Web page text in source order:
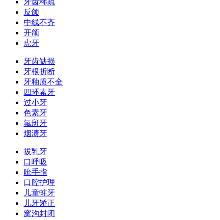
反颌
中线不齐
开颌
虎牙
牙齿缺损
牙根折断
牙釉质不全
四环素牙
过小牙
色素牙
氟斑牙
烟渍牙
拔乳牙
口呼吸
吮手指
口腔护理
儿童蛀牙
儿牙矫正
窝沟封闭